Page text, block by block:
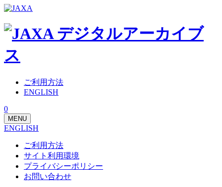
ご利用方法
ENGLISH
0
MENU
ENGLISH
ご利用方法
サイト利用環境
プライバシーポリシー
お問い合わせ